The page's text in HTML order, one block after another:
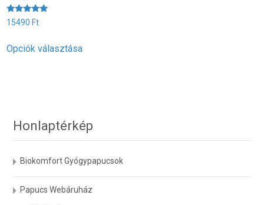
Értékelés:
5.00
15490 Ft
Opciók választásaa
A
termékoldalon
választhatók
ki
Honlaptérkép
Biokomfort Gyógypapucsok
Papucs Webáruház